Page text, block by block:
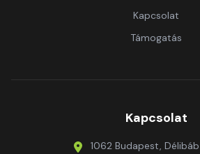
Kapcsolat
Támogatás
Kapcsolat
1062 Budapest, Délibáb